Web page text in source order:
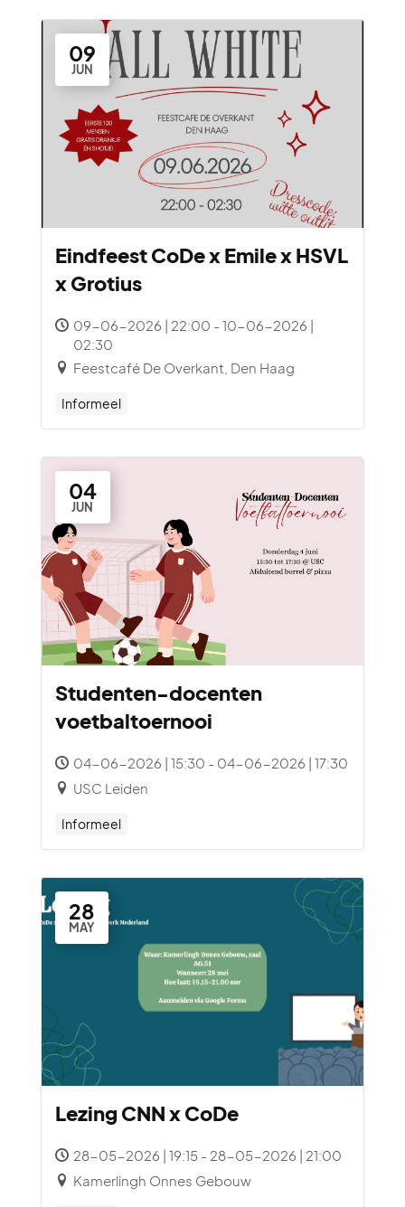
09
JUN
Eindfeest CoDe x Emile x HSVL
x Grotius
09-06-2026 | 22:00 - 10-06-2026 |
02:30
Feestcafé De Overkant, Den Haag
Informeel
04
JUN
Studenten-docenten
voetbaltoernooi
04-06-2026 | 15:30 - 04-06-2026 | 17:30
USC Leiden
Informeel
28
MAY
Lezing CNN x CoDe
28-05-2026 | 19:15 - 28-05-2026 | 21:00
Kamerlingh Onnes Gebouw